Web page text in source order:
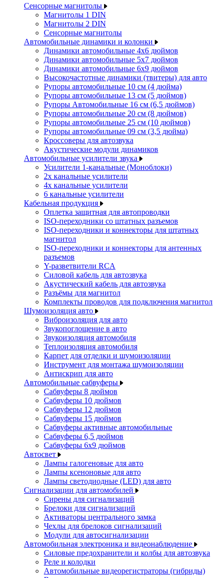
Сенсорные магнитолы
Магнитолы 1 DIN
Магнитолы 2 DIN
Сенсорные магнитолы
Автомобильные динамики и колонки
Динамики автомобильные 4x6 дюймов
Динамики автомобильные 5x7 дюймов
Динамики автомобильные 6x9 дюймов
Высокочастотные динамики (твитеры) для авто
Рупоры автомобильные 10 см (4 дюйма)
Рупоры автомобильные 13 см (5 дюймов)
Рупоры Автомобильные 16 см (6,5 дюймов)
Рупоры автомобильные 20 см (8 дюймов)
Рупоры автомобильные 25 см (10 дюймов)
Рупоры автомобильные 09 см (3,5 дюйма)
Кроссоверы для автозвука
Акустические модули динамиков
Автомобильные усилители звука
Усилители 1-канальные (Моноблоки)
2х канальные усилители
4х канальные усилители
6 канальные усилители
Кабельная продукция
Оплетка защитная для автопроводки
ISO-переходники со штатных разъемов
ISO-переходники и коннекторы для штатных
магнитол
ISO-переходники и коннекторы для антенных
разъемов
Y-разветвители RCA
Силовой кабель для автозвука
Акустический кабель для автозвука
Разъёмы для магнитол
Комплекты проводов для подключения магнитол
Шумоизоляция авто
Виброизоляция для авто
Звукопоглощение в авто
Звукоизоляция автомобиля
Теплоизоляция автомобиля
Карпет для отделки и шумоизоляции
Инструмент для монтажа шумоизоляции
Антискрип для авто
Автомобильные сабвуферы
Сабвуферы 8 дюймов
Сабвуферы 10 дюймов
Сабвуферы 12 дюймов
Сабвуферы 15 дюймов
Сабвуферы активные автомобильные
Сабвуферы 6,5 дюймов
Сабвуферы 6x9 дюймов
Автосвет
Лампы галогеновые для авто
Лампы ксеноновые для авто
Лампы светодиодные (LED) для авто
Сигнализации для автомобилей
Сирены для сигнализаций
Брелоки для сигнализаций
Активаторы центрального замка
Чехлы для брелоков сигнализаций
Модули для автосигнализации
Автомобильная электроника и видеонаблюдение
Силовые предохранители и колбы для автозвука
Реле и колодки
Автомобильные видеорегистраторы (гибриды)